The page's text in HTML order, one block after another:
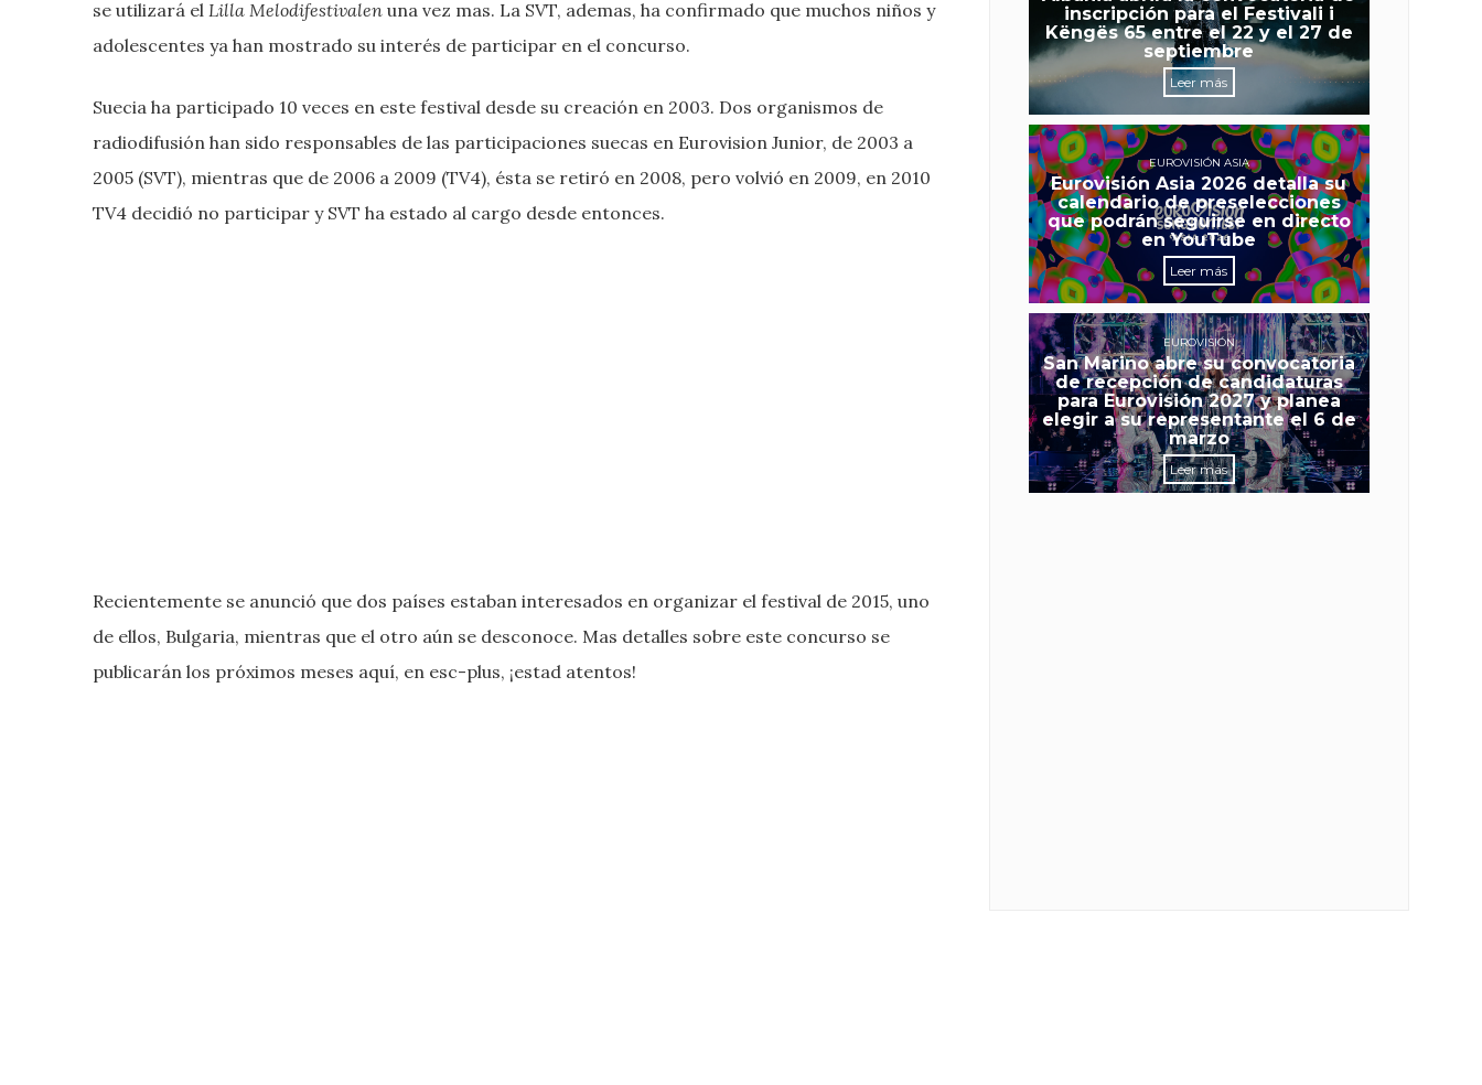
se utilizará el Lilla Melodifestivalen una vez mas. La SVT, ademas, ha confirmado que muchos niños y
adolescentes ya han mostrado su interés de participar en el concurso.
Suecia ha participado 10 veces en este festival desde su creación en 2003. Dos organismos de
radiodifusión han sido responsables de las participaciones suecas en Eurovision Junior, de 2003 a
2005 (SVT), mientras que de 2006 a 2009 (TV4), ésta se retiró en 2008, pero volvió en 2009, en 2010
TV4 decidió no participar y SVT ha estado al cargo desde entonces.
Recientemente se anunció que dos países estaban interesados en organizar el festival de 2015, uno
de ellos, Bulgaria, mientras que el otro aún se desconoce. Mas detalles sobre este concurso se
publicarán los próximos meses aquí, en esc-plus, ¡estad atentos!
inscripción para el Festivali i
Këngës 65 entre el 22 y el 27 de
septiembre
Leer más
EUROVISIÓN ASIA
Eurovisión Asia 2026 detalla su
calendario de preselecciones
que podrán seguirse en directo
en YouTube
Leer más
EUROVISIÓN
San Marino abre su convocatoria
de recepción de candidaturas
para Eurovisión 2027 y planea
elegir a su representante el 6 de
marzo
Leer más